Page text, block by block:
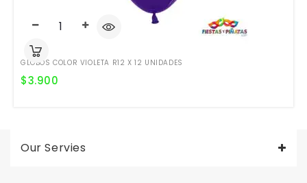
GLOBOS COLOR VIOLETA R12 X 12 UNIDADES
$3.900
Our Servies